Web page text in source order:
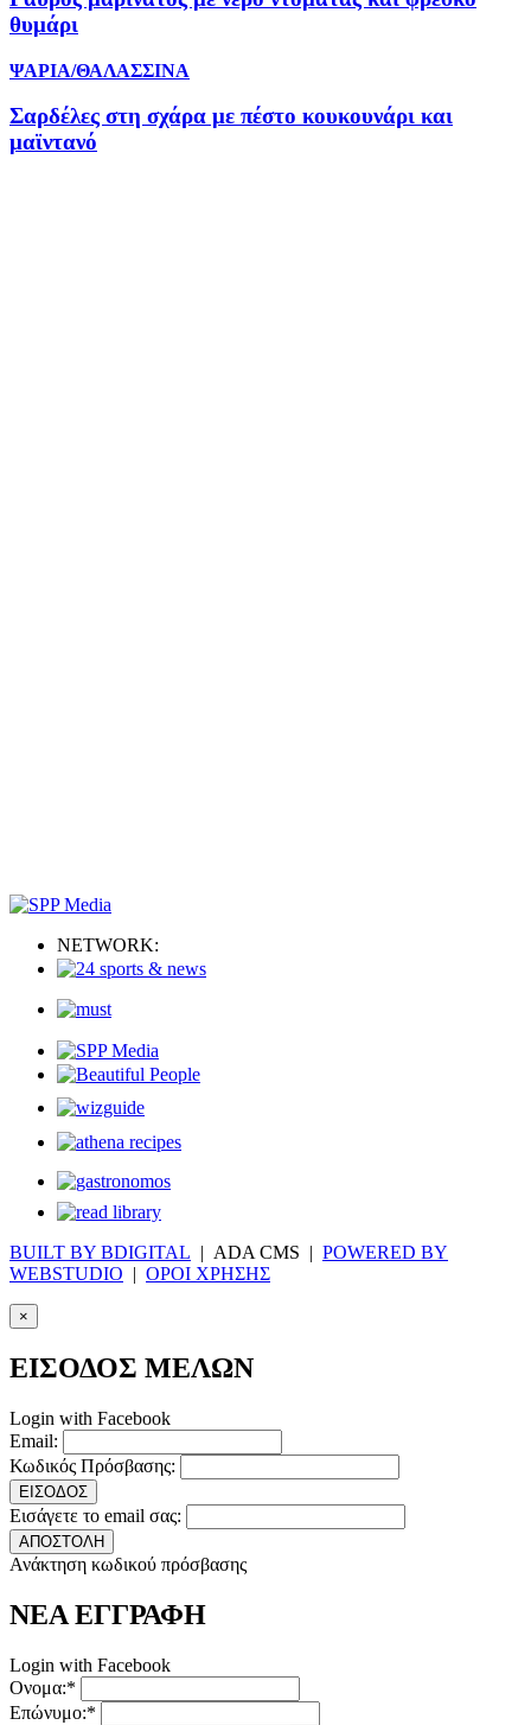
θυμάρι
ΨΑΡΙΑ/ΘΑΛΑΣΣΙΝΑ
Σαρδέλες στη σχάρα με πέστο κουκουνάρι και
μαϊντανό
NETWORK:
BUILT BY BDIGITAL | ADA CMS | POWERED BY
WEBSTUDIO | ΟΡΟΙ ΧΡΗΣΗΣ
×
ΕΙΣΟΔΟΣ ΜΕΛΩΝ
Login with Facebook
Email:
Κωδικός Πρόσβασης:
ΕΙΣΟΔΟΣ
Εισάγετε το email σας:
ΑΠΟΣΤΟΛΗ
Ανάκτηση κωδικού πρόσβασης
ΝΕΑ ΕΓΓΡΑΦΗ
Login with Facebook
Ονομα:*
Επώνυμο:*